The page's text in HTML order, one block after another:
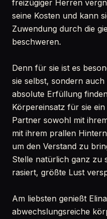
freizügiger Herren
seine Kosten und kann
Zuwendung durch die
beschweren.
Denn für sie ist es
sie selbst, sondern
absolute Erfüllung
Körpereinsatz für sie
Partner sowohl mit
mit ihrem prallen
um den Verstand zu
Stelle natürlich ganz zu
rasiert, größte Lust
Am liebsten genießt
abwechslungsreiche